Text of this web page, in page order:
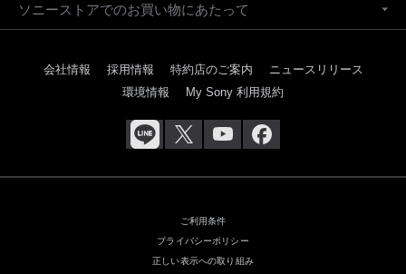
ソニーストアでのお買い物にあたって
会社情報 採用情報 特約店のご案内
ニュースリリース
環境情報
My Sony 利用規約
ご利用条件
プライバシーポリシー
正しい表示への取り組み